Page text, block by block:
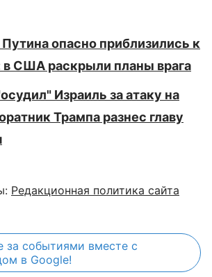
опасно приблизились к
США раскрыли планы врага
Израиль за атаку на
Трампа разнес главу
Редакционная политика сайта
за событиями вместе с
в Google!